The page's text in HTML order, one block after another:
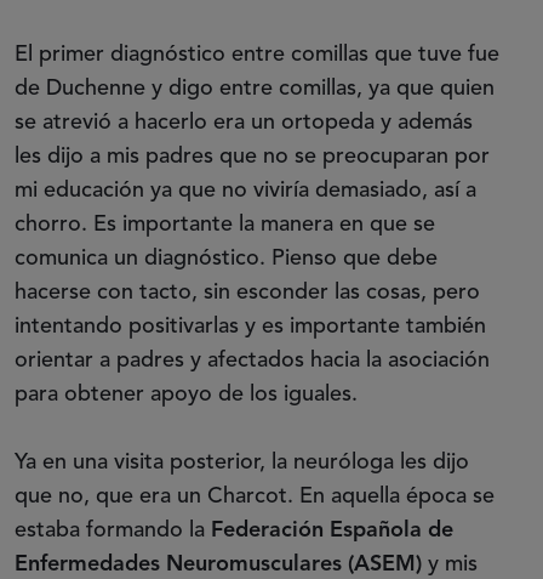
El primer diagnóstico entre comillas que tuve fue
de Duchenne y digo entre comillas, ya que quien
se atrevió a hacerlo era un ortopeda y además
les dijo a mis padres que no se preocuparan por
mi educación ya que no viviría demasiado, así a
chorro. Es importante la manera en que se
comunica un diagnóstico. Pienso que debe
hacerse con tacto, sin esconder las cosas, pero
intentando positivarlas y es importante también
orientar a padres y afectados hacia la asociación
para obtener apoyo de los iguales.
Ya en una visita posterior, la neuróloga les dijo
que no, que era un Charcot. En aquella época se
estaba formando la Federación Española de
Enfermedades Neuromusculares (ASEM) y mis